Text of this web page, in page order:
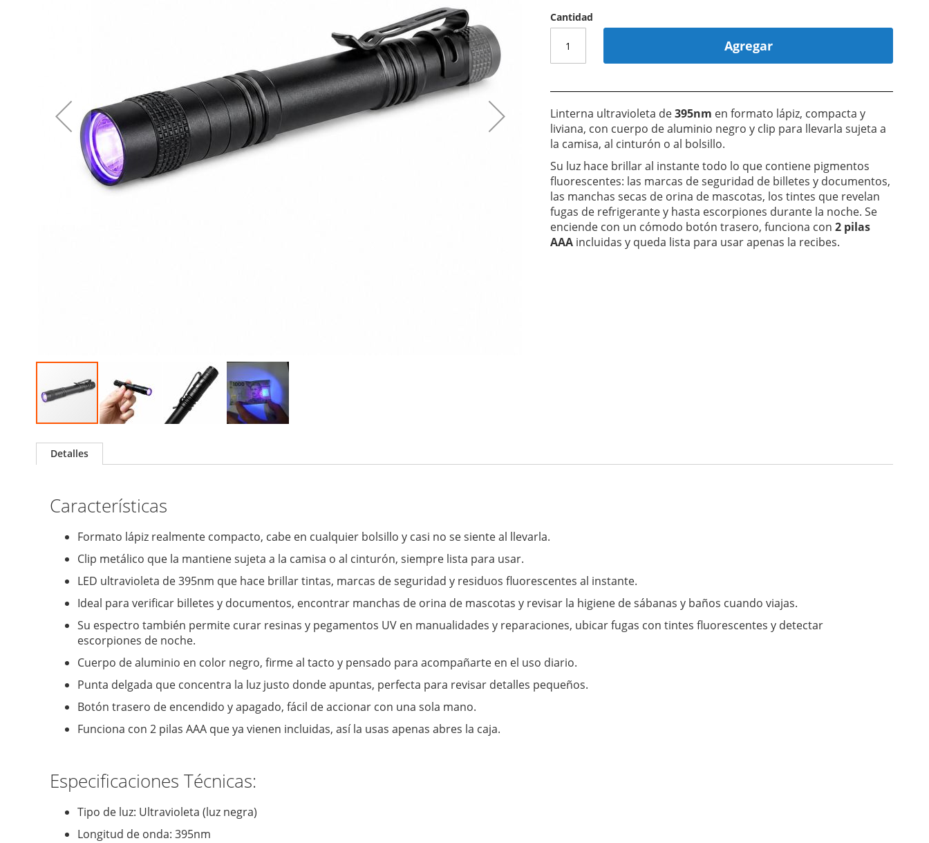
Cantidad
Agregar
Linterna ultravioleta de395nm en formato lápiz, compacta y
liviana, con cuerpo de aluminio negro y clip para llevarla sujeta a
la camisa, al cinturón o al bolsillo.
Su luz hace brillar al instante todo lo que contiene pigmentos
fluorescentes: las marcas de seguridad de billetes y documentos,
las manchas secas de orina de mascotas, los tintes que revelan
fugas de refrigerante y hasta escorpiones durante la noche. Se
enciende con un cómodo botón trasero, funciona con 2 pilas
AAA incluidas y queda lista para usar apenas la recibes.
to
images
Detalles
Características
Formato lápiz realmente compacto, cabe en cualquier bolsillo y casi no se siente al llevarla.
Clip metálico que la mantiene sujeta a la camisa o al cinturón, siempre lista para usar.
LED ultravioleta de 395nm que hace brillar tintas, marcas de seguridad y residuos fluorescentes al instante.
Ideal para verificar billetes y documentos, encontrar manchas de orina de mascotas y revisar la higiene de sábanas y baños cuando viajas.
Su espectro también permite curar resinas y pegamentos UV en manualidades y reparaciones, ubicar fugas con tintes fluorescentes y detectar
escorpiones de noche.
Cuerpo de aluminio en color negro, firme al tacto y pensado para acompañarte en el uso diario.
Punta delgada que concentra la luz justo donde apuntas, perfecta para revisar detalles pequeños.
Botón trasero de encendido y apagado, fácil de accionar con una sola mano.
Funciona con 2 pilas AAA que ya vienen incluidas, así la usas apenas abres la caja.
Especificaciones Técnicas:
Tipo de luz: Ultravioleta (luz negra)
Longitud de onda: 395nm